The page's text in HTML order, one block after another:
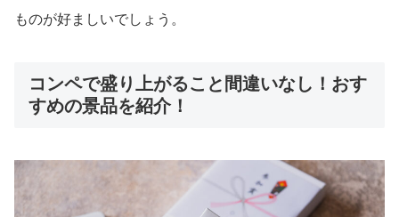
ものが好ましいでしょう。
コンペで盛り上がること間違いなし！おす
すめの景品を紹介！